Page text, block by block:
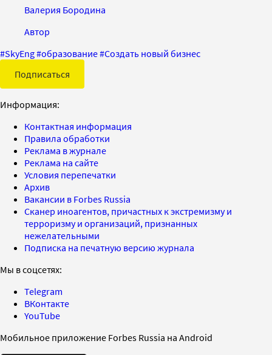
Валерия Бородина
Автор
#SkyEng#образование#Создать новый бизнес
Подписаться
Информация:
Контактная информация
Правила обработки
Реклама в журнале
Реклама на сайте
Условия перепечатки
Архив
Вакансии в Forbes Russia
Сканер иноагентов, причастных к экстремизму и
терроризму и организаций, признанных
нежелательными
Подписка на печатную версию журнала
Мы в соцсетях:
Telegram
ВКонтакте
YouTube
Мобильное приложение Forbes Russia на Android